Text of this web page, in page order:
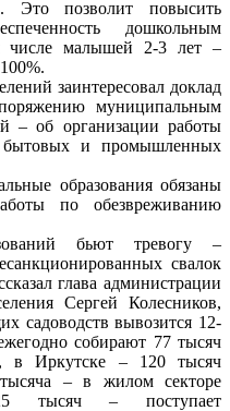
Это позволит повысить
дошкольным
числе малышей 2-3 лет –
заинтересовал доклад
муниципальным
– об организации работы
бытовых и промышленных
образования обязаны
по обезвреживанию
бьют тревогу –
свалок
глава администрации
Сергей Колесников,
садоводств вывозится 12-
собирают 77 тысяч
в Иркутске – 120 тысяч
– в жилом секторе
тысяч – поступает